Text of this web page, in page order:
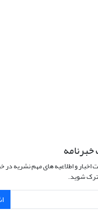
اخبار و اطلاعیه های مهم نشریه در
شوید.